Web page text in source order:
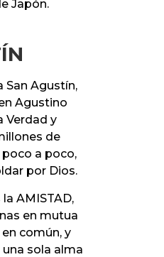
Japón.
San Agustín,
Agustino
Verdad y
de
a poco,
por Dios.
AMISTAD,
en mutua
común, y
sola alma